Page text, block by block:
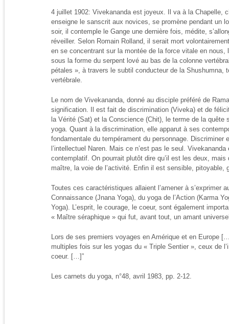
4 juillet 1902: Vivekananda est joyeux. Il va à la Chapelle,
enseigne le sanscrit aux novices, se promène pendant un
soir, il contemple le Gange une dernière fois, médite,
réveiller. Selon Romain Rolland, il serait mort
en se concentrant sur la montée de la force vitale en
sous la forme du serpent lové au bas de la colonne
pétales », à travers le subtil conducteur de la Shushumna,
vertébrale.
Le nom de Vivekananda, donné au disciple préféré de
signification. Il est fait de discrimination (Viveka) et de
la Vérité (Sat) et la Conscience (Chit), le terme de la quête
yoga. Quant à la discrimination, elle apparut à ses
fondamentale du tempérament du personnage. Discriminer
l’intellectuel Naren. Mais ce n’est pas le seul.
contemplatif. On pourrait plutôt dire qu’il est les deux, mais
maître, la voie de l’activité. Enfin il est sensible, pitoyable,
Toutes ces caractéristiques allaient l’amener à s’exprimer
Connaissance (Jnana Yoga), du yoga de l’Action (Karma
Yoga). L’esprit, le courage, le coeur, sont également
« Maître séraphique » qui fut, avant tout, un amant
Lors de ses premiers voyages en Amérique et en Europe
multiples fois sur les yogas du « Triple Sentier », ceux de
coeur. […]”
Les carnets du yoga, n°48, avril 1983, pp. 2-12.